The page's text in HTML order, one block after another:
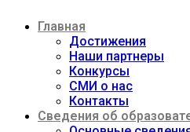
содержимому
Главная
Достижения
Наши партнеры
Конкурсы
СМИ о нас
Контакты
Сведения об